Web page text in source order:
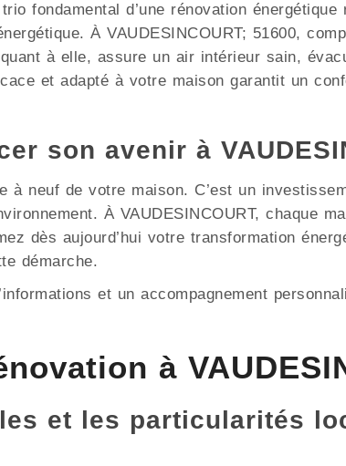
fondamental d’une rénovation
À VAUDESINCOURT; 51600,
à elle, assure un air intérieur sain,
et adapté à votre maison garantit un
son avenir à
à neuf de votre maison. C’est un
À VAUDESINCOURT, chaque
dès aujourd’hui votre transformation
démarche.
et un accompagnement
à
et les particularités